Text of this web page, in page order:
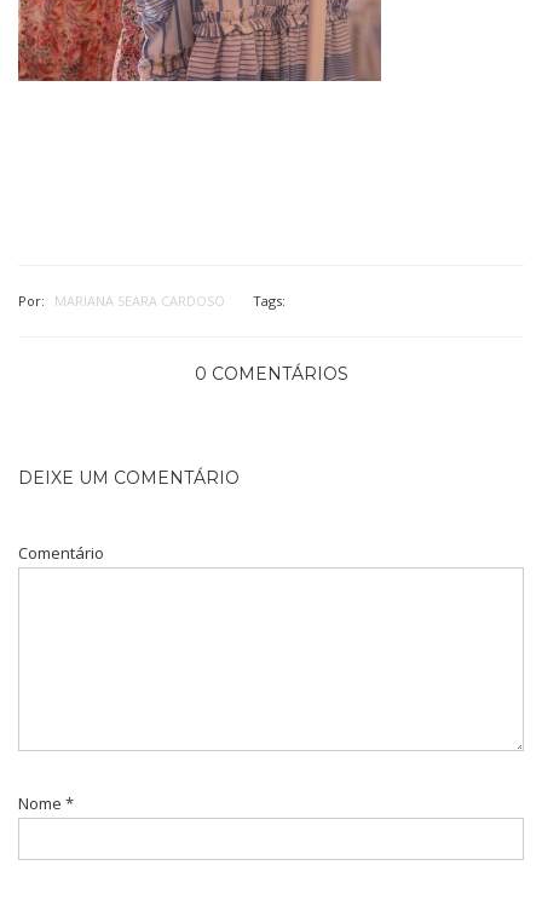
Por: MARIANA SEARA CARDOSO Tags:
0 COMENTÁRIOS
DEIXE UM COMENTÁRIO
Comentário
Nome *